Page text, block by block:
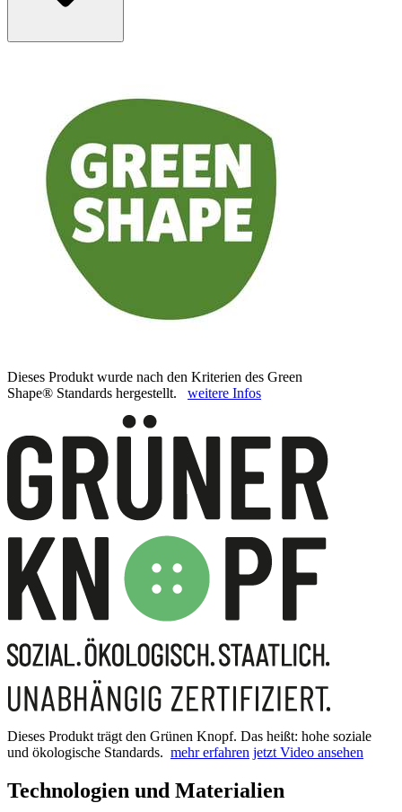
Dieses Produkt wurde nach den Kriterien des Green
Shape® Standards hergestellt. weitere Infos
Dieses Produkt trägt den Grünen Knopf. Das heißt: hohe soziale
und ökologische Standards. mehr erfahren jetzt Video ansehen
Technologien und Materialien